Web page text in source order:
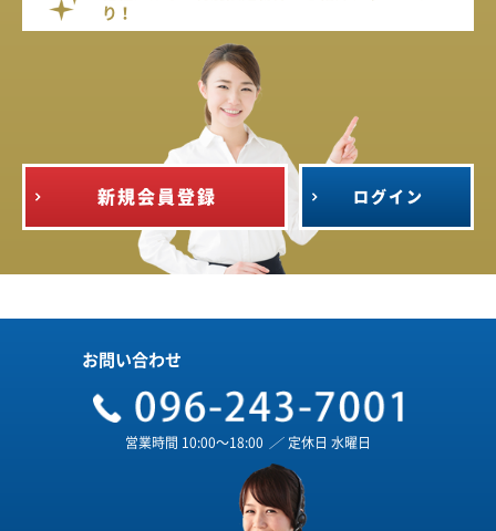
り！
新規会員登録 ログイン
お問い合わせ
営業時間 10:00～18:00 ／ 定休日 水曜日